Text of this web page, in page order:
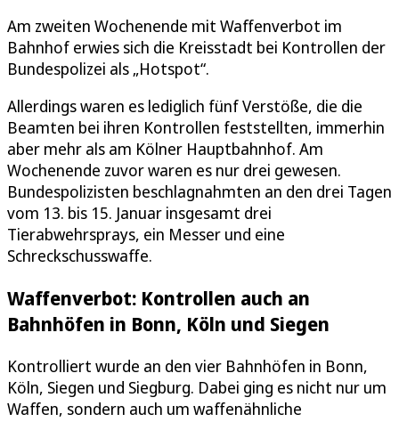
Am zweiten Wochenende mit Waffenverbot im
Bahnhof erwies sich die Kreisstadt bei Kontrollen der
Bundespolizei als „Hotspot“.
Allerdings waren es lediglich fünf Verstöße, die die
Beamten bei ihren Kontrollen feststellten, immerhin
aber mehr als am Kölner Hauptbahnhof. Am
Wochenende zuvor waren es nur drei gewesen.
Bundespolizisten beschlagnahmten an den drei Tagen
vom 13. bis 15. Januar insgesamt drei
Tierabwehrsprays, ein Messer und eine
Schreckschusswaffe.
Waffenverbot: Kontrollen auch an
Bahnhöfen in Bonn, Köln und Siegen
Kontrolliert wurde an den vier Bahnhöfen in Bonn,
Köln, Siegen und Siegburg. Dabei ging es nicht nur um
Waffen, sondern auch um waffenähnliche